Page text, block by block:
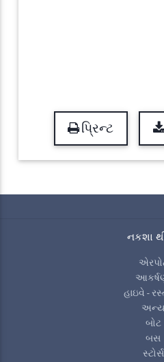
પ્રિન્ટ
નકશા
હાઇવે -
અન્ય
બોટ
બસ
સ્ટોર્સ